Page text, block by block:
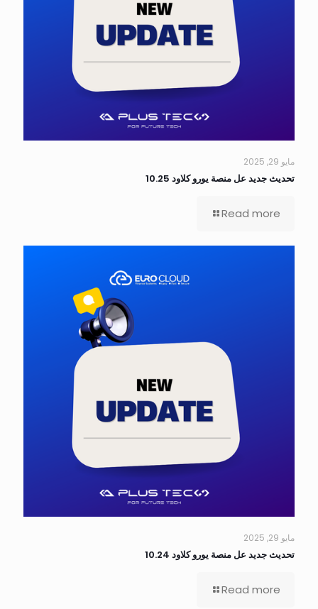
مايو 29, 2025
تحديث جديد عل منصة يورو كلاود 10.25
Read more
مايو 29, 2025
تحديث جديد عل منصة يورو كلاود 10.24
Read more